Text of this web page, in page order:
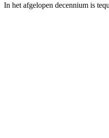
In het afgelopen decennium is